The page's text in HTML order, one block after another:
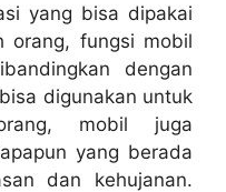
yang bisa dipakai
orang, fungsi mobil
dengan
digunakan untuk
mobil juga
yang berada
dan kehujanan.